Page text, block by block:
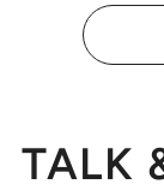
TALK